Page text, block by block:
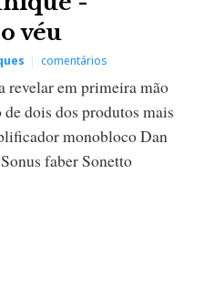
véu
comentários
revelar em primeira mão
dois dos produtos mais
monobloco Dan
faber Sonetto